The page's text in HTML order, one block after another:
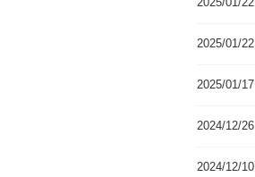
2025/01/22
2025/01/17
2024/12/26
2024/12/10